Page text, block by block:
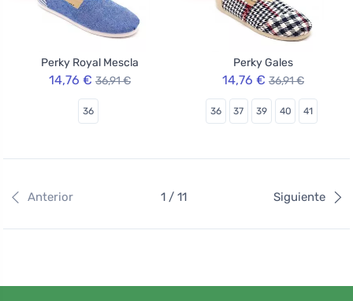
Perky Royal Mescla
14,76 € 36,91 €
36
Perky Gales
14,76 € 36,91 €
36 37 39 40 41
Anterior 1 / 11 Siguiente